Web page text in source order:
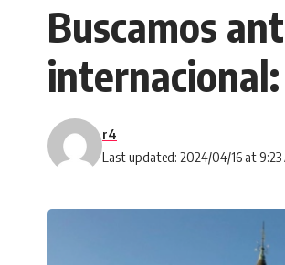
Buscamos
Last updated: 2024/04/16 at 9:23
r4